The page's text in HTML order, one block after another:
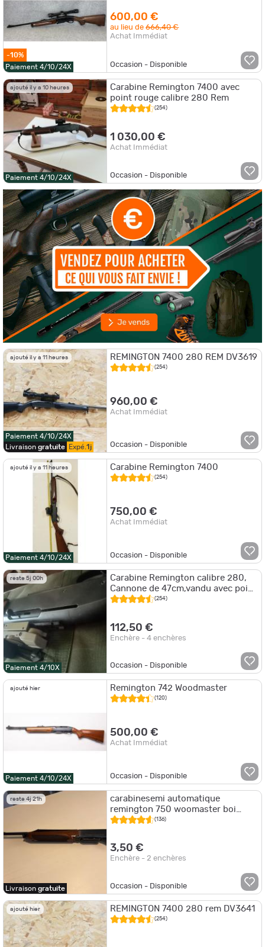
-10%
Paiement 4/10/24X
600,00 €
au lieu de666,40 €
Achat Immédiat
Occasion - Disponible
ajouté il y a 10 heures
Paiement 4/10/24X
Carabine Remington 7400 avec
point rouge calibre 280 Rem
(254)
1 030,00 €
Achat Immédiat
Occasion - Disponible
ajouté il y a 11 heures
Paiement 4/10/24X
Livraison gratuite Expé.1j
REMINGTON 7400 280 REM DV3619
(254)
960,00 €
Achat Immédiat
Occasion - Disponible
ajouté il y a 11 heures
Paiement 4/10/24X
Carabine Remington 7400
(254)
750,00 €
Achat Immédiat
Occasion - Disponible
reste 5j 00h
Paiement 4/10X
Carabine Remington calibre 280,
Cannone de 47cm,vandu avec point
rouge et rail pour lunette
(254)
112,50 €
Enchère - 4 enchères
Occasion - Disponible
ajouté hier
Paiement 4/10/24X
Remington 742 Woodmaster
(120)
500,00 €
Achat Immédiat
Occasion - Disponible
reste 4j 21h
Livraison gratuite
carabinesemi automatique
remington 750 woomaster boi
calibre 280 remington
(136)
3,50 €
Enchère - 2 enchères
Occasion - Disponible
ajouté hier REMINGTON 7400 280 rem DV3641
(254)